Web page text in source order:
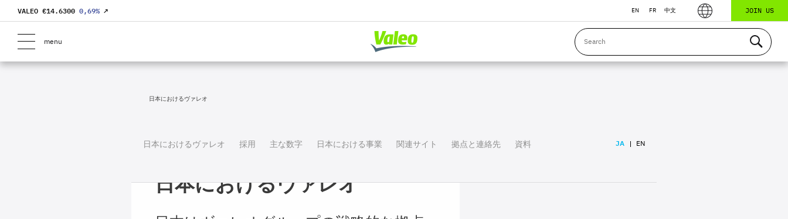
VALEO €14.6300 0,69% ↗ EN FR 中文 JOIN US
menu
日本におけるヴァレオ
日本におけるヴァレオ 採用 主な数字 日本における事業 関連サイト 拠点と連絡先 資料 EN
JA
日本におけるヴァレオ